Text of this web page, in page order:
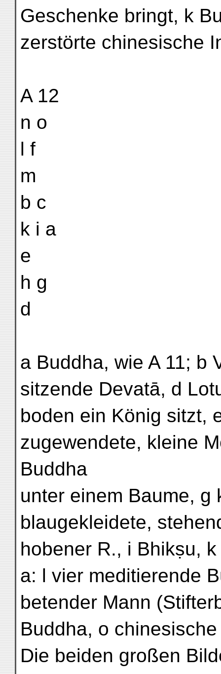
Geschenke bringt, k
zerstörte chinesische
A 12
n o
l f
m
b c
k i a
e
h g
d
a Buddha, wie A 11; b
sitzende Devatā, d
boden ein König sitzt,
zugewendete, kleine
Buddha
unter einem Baume, g
blaugekleidete,
hobener R., i Bhikṣu,
a: l vier meditierende
betender Mann
Buddha, o
Die beiden großen